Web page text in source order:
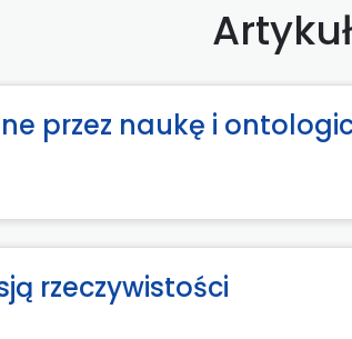
przez naukę i
rzeczywistości